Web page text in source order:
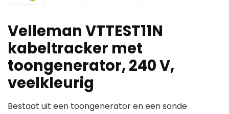
Velleman VTTEST11N
kabeltracker met
toongenerator, 240 V,
veelkleurig
Bestaat uit een toongenerator en een sonde